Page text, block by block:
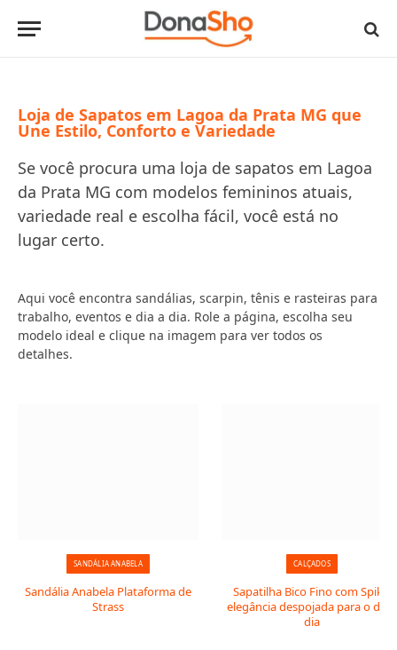
Loja de Sapatos em Lagoa da Prata MG que
Une Estilo, Conforto e Variedade
Se você procura uma loja de sapatos em Lagoa
da Prata MG com modelos femininos atuais,
variedade real e escolha fácil, você está no
lugar certo.
Aqui você encontra sandálias, scarpin, tênis e rasteiras para
trabalho, eventos e dia a dia. Role a página, escolha seu
modelo ideal e clique na imagem para ver todos os
detalhes.
SANDÁLIA ANABELA
Sandália Anabela Plataforma de
Strass
CALÇADOS
Sapatilha Bico Fino com Spike:
elegância despojada para o dia a
dia